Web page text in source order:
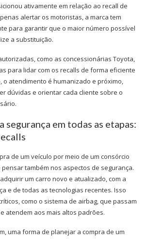
ativamente em relação ao recall de
alertar os motoristas, a marca tem
para garantir que o maior número possível
a substituição.
como as concessionárias Toyota,
para lidar com os recalls de forma eficiente
o atendimento é humanizado e próximo,
dúvidas e orientar cada cliente sobre o
segurança em todas as etapas:
de um veículo por meio de um consórcio
pensar também nos aspectos de segurança.
um carro novo e atualizado, com a
e de todas as tecnologias recentes. Isso
como o sistema de airbag, que passam
atendem aos mais altos padrões.
uma forma de planejar a compra de um